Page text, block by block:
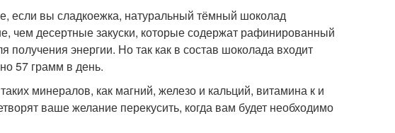
если вы сладкоежка, натуральный тёмный шоколад
чем десертные закуски, которые содержат рафинированный
энергии. Но так как в состав шоколада входит
57 грамм в день.
минералов, как магний, железо и кальций, витамина к и
ваше желание перекусить, когда вам будет необходимо